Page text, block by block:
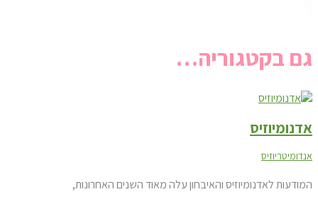
גם בקטגוריה…
אדנומיוזיס
אנדומיטריוזיס
המודעות לאדנומיוזיס והאיבחון עלה מאוד השנים האחרונות,